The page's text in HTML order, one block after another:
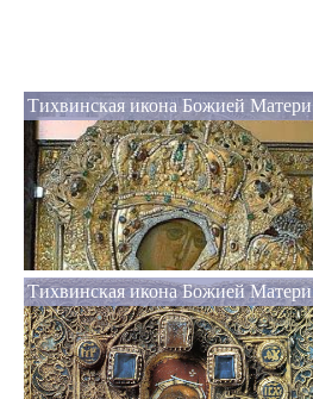
Тихвинская икона Божией Матери
Тихвинская икона Божией Матери